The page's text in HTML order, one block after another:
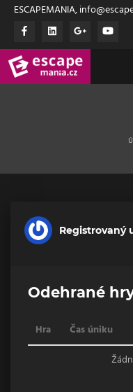
ESCAPEMANIA,
Registrovaný
Odehrané
Hra Čas úniku